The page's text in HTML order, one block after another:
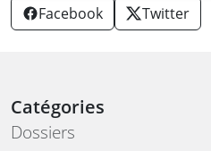
Facebook Twitter
Catégories
Dossiers